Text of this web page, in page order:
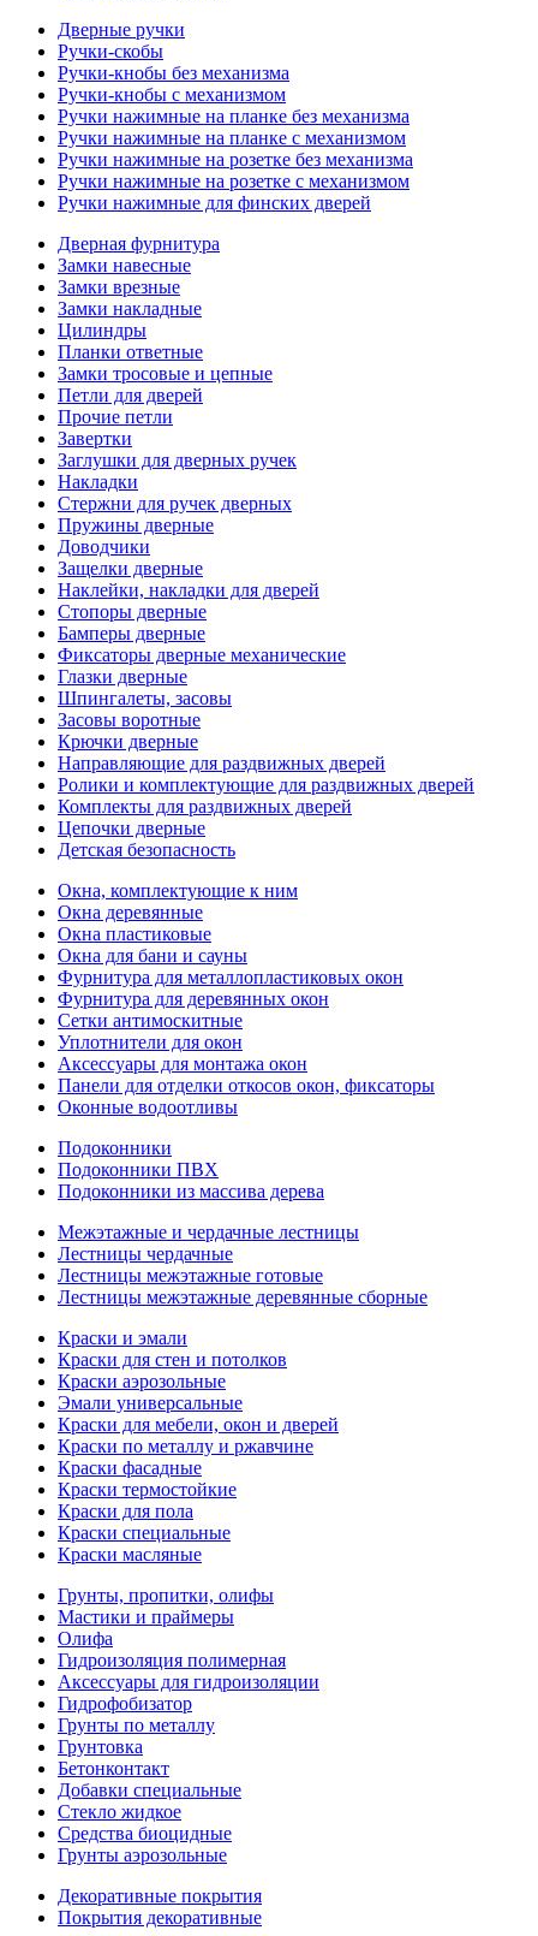
Дверные ручки
Ручки-скобы
Ручки-кнобы без механизма
Ручки-кнобы с механизмом
Ручки нажимные на планке без механизма
Ручки нажимные на планке с механизмом
Ручки нажимные на розетке без механизма
Ручки нажимные на розетке с механизмом
Ручки нажимные для финских дверей
Дверная фурнитура
Замки навесные
Замки врезные
Замки накладные
Цилиндры
Планки ответные
Замки тросовые и цепные
Петли для дверей
Прочие петли
Завертки
Заглушки для дверных ручек
Накладки
Стержни для ручек дверных
Пружины дверные
Доводчики
Защелки дверные
Наклейки, накладки для дверей
Стопоры дверные
Бамперы дверные
Фиксаторы дверные механические
Глазки дверные
Шпингалеты, засовы
Засовы воротные
Крючки дверные
Направляющие для раздвижных дверей
Ролики и комплектующие для раздвижных дверей
Комплекты для раздвижных дверей
Цепочки дверные
Детская безопасность
Окна, комплектующие к ним
Окна деревянные
Окна пластиковые
Окна для бани и сауны
Фурнитура для металлопластиковых окон
Фурнитура для деревянных окон
Сетки антимоскитные
Уплотнители для окон
Аксессуары для монтажа окон
Панели для отделки откосов окон, фиксаторы
Оконные водоотливы
Подоконники
Подоконники ПВХ
Подоконники из массива дерева
Межэтажные и чердачные лестницы
Лестницы чердачные
Лестницы межэтажные готовые
Лестницы межэтажные деревянные сборные
Краски и эмали
Краски для стен и потолков
Краски аэрозольные
Эмали универсальные
Краски для мебели, окон и дверей
Краски по металлу и ржавчине
Краски фасадные
Краски термостойкие
Краски для пола
Краски специальные
Краски масляные
Грунты, пропитки, олифы
Мастики и праймеры
Олифа
Гидроизоляция полимерная
Аксессуары для гидроизоляции
Гидрофобизатор
Грунты по металлу
Грунтовка
Бетонконтакт
Добавки специальные
Стекло жидкое
Средства биоцидные
Грунты аэрозольные
Декоративные покрытия
Покрытия декоративные